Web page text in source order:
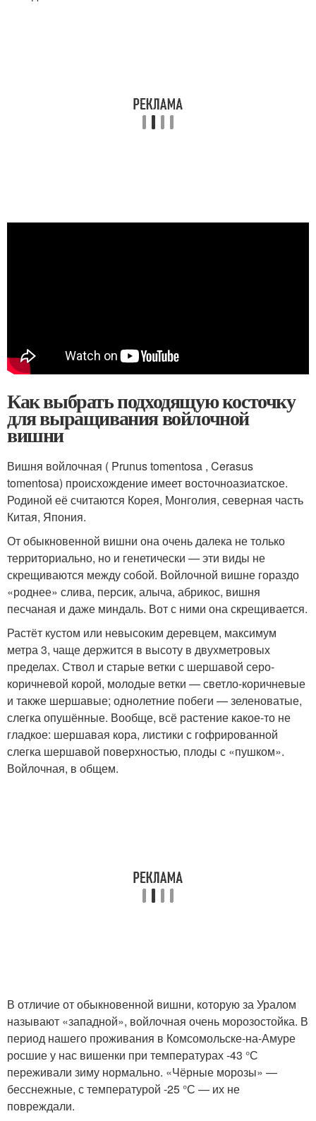
Как выбрать подходящую косточку
для выращивания войлочной
вишни
Вишня войлочная ( Prunus tomentosa , Cerasus
tomentosa) происхождение имеет восточноазиатское.
Родиной её считаются Корея, Монголия, северная часть
Китая, Япония.
От обыкновенной вишни она очень далека не только
территориально, но и генетически — эти виды не
скрещиваются между собой. Войлочной вишне гораздо
«роднее» слива, персик, алыча, абрикос, вишня
песчаная и даже миндаль. Вот с ними она скрещивается.
Растёт кустом или невысоким деревцем, максимум
метра 3, чаще держится в высоту в двухметровых
пределах. Ствол и старые ветки с шершавой серо-
коричневой корой, молодые ветки — светло-коричневые
и также шершавые; однолетние побеги — зеленоватые,
слегка опушённые. Вообще, всё растение какое-то не
гладкое: шершавая кора, листики с гофрированной
слегка шершавой поверхностью, плоды с «пушком».
Войлочная, в общем.
В отличие от обыкновенной вишни, которую за Уралом
называют «западной», войлочная очень морозостойка. В
период нашего проживания в Комсомольске-на-Амуре
росшие у нас вишенки при температурах -43 °С
переживали зиму нормально. «Чёрные морозы» —
бесснежные, с температурой -25 °С — их не
повреждали.